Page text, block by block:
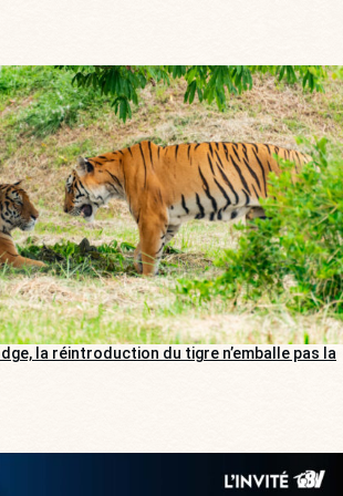
la réintroduction du tigre n’emballe pas la